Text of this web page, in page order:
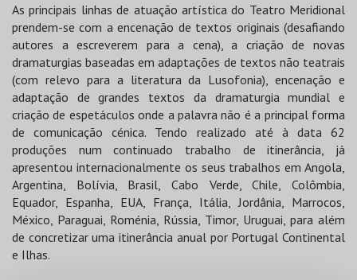
As principais linhas de atuação artística do Teatro Meridional
prendem-se com a encenação de textos originais (desafiando
autores a escreverem para a cena), a criação de novas
dramaturgias baseadas em adaptações de textos não teatrais
(com relevo para a literatura da Lusofonia), encenação e
adaptação de grandes textos da dramaturgia mundial e
criação de espetáculos onde a palavra não é a principal forma
de comunicação cénica. Tendo realizado até à data 62
produções num continuado trabalho de itinerância, já
apresentou internacionalmente os seus trabalhos em Angola,
Argentina, Bolívia, Brasil, Cabo Verde, Chile, Colômbia,
Equador, Espanha, EUA, França, Itália, Jordânia, Marrocos,
México, Paraguai, Roménia, Rússia, Timor, Uruguai, para além
de concretizar uma itinerância anual por Portugal Continental
e Ilhas.